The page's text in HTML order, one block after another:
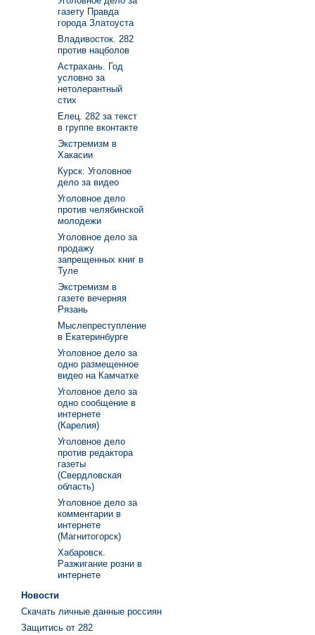
газету Правда
города Златоуста
Владивосток. 282
против нацболов
Астрахань. Год
условно за
нетолерантный
стих
Елец. 282 за текст
в группе вконтакте
Экстремизм в
Хакасии
Курск. Уголовное
дело за видео
Уголовное дело
против челябинской
молодежи
Уголовное дело за
продажу
запрещенных книг в
Туле
Экстремизм в
газете вечерняя
Рязань
Мыслепреступление
в Екатеринбурге
Уголовное дело за
одно размещенное
видео на Камчатке
Уголовное дело за
одно сообщение в
интернете
(Карелия)
Уголовное дело
против редактора
газеты
(Свердловская
область)
Уголовное дело за
комментарии в
интернете
(Магнитогорск)
Хабаровск.
Разжигание розни в
интернете
Новости
Скачать личные данные россиян
Защитись от 282